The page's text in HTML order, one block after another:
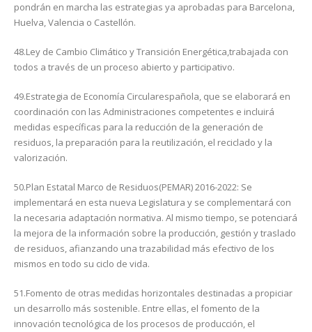
pondrán en marcha las estrategias ya aprobadas para Barcelona,
Huelva, Valencia o Castellón.
48.Ley de Cambio Climático y Transición Energética,trabajada con
todos a través de un proceso abierto y participativo.
49.Estrategia de Economía Circularespañola, que se elaborará en
coordinación con las Administraciones competentes e incluirá
medidas específicas para la reducción de la generación de
residuos, la preparación para la reutilización, el reciclado y la
valorización.
50.Plan Estatal Marco de Residuos(PEMAR) 2016-2022: Se
implementará en esta nueva Legislatura y se complementará con
la necesaria adaptación normativa. Al mismo tiempo, se potenciará
la mejora de la información sobre la producción, gestión y traslado
de residuos, afianzando una trazabilidad más efectivo de los
mismos en todo su ciclo de vida.
51.Fomento de otras medidas horizontales destinadas a propiciar
un desarrollo más sostenible. Entre ellas, el fomento de la
innovación tecnológica de los procesos de producción, el